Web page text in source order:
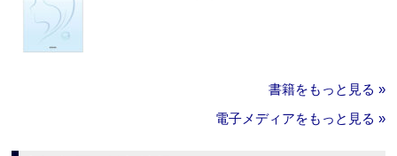
書籍をもっと見る »
電子メディアをもっと見る »